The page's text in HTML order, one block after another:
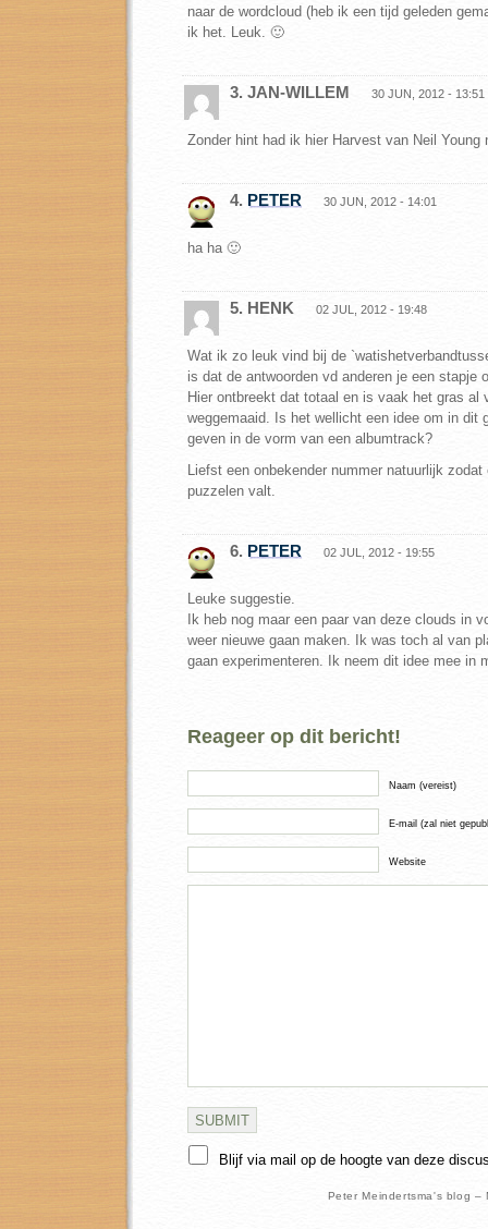
naar de wordcloud (heb ik een tijd geleden
ik het. Leuk. 🙂
3. JAN-WILLEM 30 JUN, 2012 - 13:51
Zonder hint had ik hier Harvest van Neil Young
4. PETER 30 JUN, 2012 - 14:01
ha ha 🙂
5. HENK 02 JUL, 2012 - 19:48
Wat ik zo leuk vind bij de
is dat de antwoorden vd anderen je een stapje
Hier ontbreekt dat totaal en is vaak het gras al
weggemaaid. Is het wellicht een idee om in dit
geven in de vorm van een albumtrack?
Liefst een onbekender nummer natuurlijk
puzzelen valt.
6. PETER 02 JUL, 2012 - 19:55
Leuke suggestie.
Ik heb nog maar een paar van deze clouds in
weer nieuwe gaan maken. Ik was toch al van
gaan experimenteren. Ik neem dit idee mee in
Reageer op dit bericht!
Naam (vereist)
E-mail (zal niet
Website
Blijf via mail op de hoogte van deze
Peter Meindertsma's blog